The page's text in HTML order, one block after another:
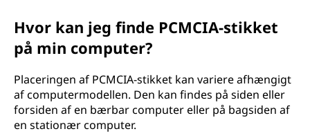
Hvor kan jeg finde PCMCIA-stikket
på min computer?
Placeringen af PCMCIA-stikket kan variere afhængigt
af computermodellen. Den kan findes på siden eller
forsiden af en bærbar computer eller på bagsiden af
en stationær computer.